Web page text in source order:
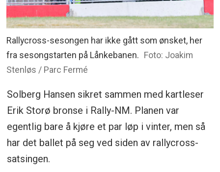
Rallycross-sesongen har ikke gått som ønsket, her
fra sesongstarten på Lånkebanen. Foto: Joakim
Stenløs / Parc Fermé
Solberg Hansen sikret sammen med kartleser
Erik Storø bronse i Rally-NM. Planen var
egentlig bare å kjøre et par løp i vinter, men så
har det ballet på seg ved siden av rallycross-
satsingen.